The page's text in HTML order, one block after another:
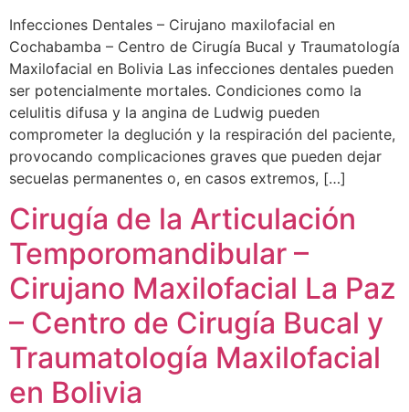
Infecciones Dentales – Cirujano maxilofacial en
Cochabamba – Centro de Cirugía Bucal y Traumatología
Maxilofacial en Bolivia Las infecciones dentales pueden
ser potencialmente mortales. Condiciones como la
celulitis difusa y la angina de Ludwig pueden
comprometer la deglución y la respiración del paciente,
provocando complicaciones graves que pueden dejar
secuelas permanentes o, en casos extremos, […]
Cirugía de la Articulación
Temporomandibular –
Cirujano Maxilofacial La Paz
– Centro de Cirugía Bucal y
Traumatología Maxilofacial
en Bolivia